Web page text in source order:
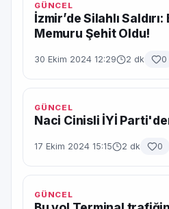
GÜNCEL
İzmir’de Silahlı
Memuru Şehit Oldu!
30 Ekim 2024 12:29 2 dk 0
GÜNCEL
Naci Cinisli İYİ
17 Ekim 2024 15:15 2 dk 0
GÜNCEL